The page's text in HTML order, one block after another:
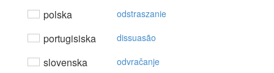
polska odstraszanie
portugisiska dissuasão
slovenska odvračanje